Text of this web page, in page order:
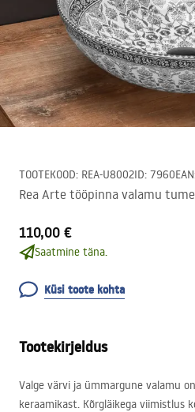
TOOTEKOOD: REA-U8002ID: 7960EAN
Rea Arte tööpinna valamu
110,00 €
Saatmine täna.
Küsi toote kohta
Tootekirjeldus
Valge värvi ja ümmargune valamu
keraamikast. Kõrgläikega viimistlus